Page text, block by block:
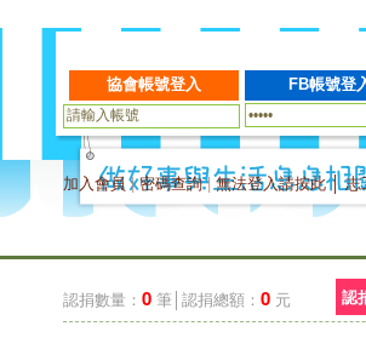
加入會員|密碼查詢|無法登入請按此│志
認捐數量： 0 筆│認捐總額： 0 元 認